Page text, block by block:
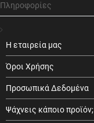
Πληροφορίες
Η εταιρεία μας
Όροι Χρήσης
Προσωπικά Δεδομένα
Ψάχνεις κάποιο προϊόν;